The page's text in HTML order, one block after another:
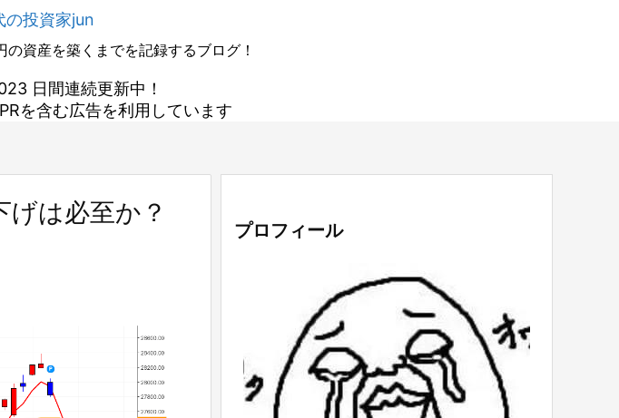
の投資家jun
資産を築くまでを記録するブログ！
日間連続更新中！
を含む広告を利用しています
げは必至か？
プロフィール